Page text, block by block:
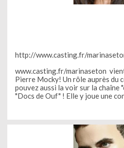
http://www.casting.fr/
www.casting.fr/marinaseton
Pierre Mocky! Un rôle auprès du
pouvez aussi la voir sur la chaîne
"Docs de Ouf" ! Elle y joue une